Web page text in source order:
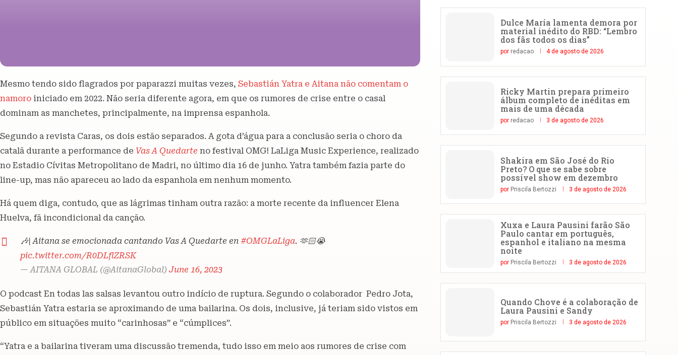
Mesmo tendo sido flagrados por paparazzi muitas vezes, Sebastián Yatra e Aitana não comentam o
namoro iniciado em 2022. Não seria diferente agora, em que os rumores de crise entre o casal
dominam as manchetes, principalmente, na imprensa espanhola.
Segundo a revista Caras, os dois estão separados. A gota d’água para a conclusão seria o choro da
catalã durante a performance de Vas A Quedarte no festival OMG! LaLiga Music Experience, realizado
no Estadio Cívitas Metropolitano de Madri, no último dia 16 de junho. Yatra também fazia parte do
line-up, mas não apareceu ao lado da espanhola em nenhum momento.
Há quem diga, contudo, que as lágrimas tinham outra razão: a morte recente da influencer Elena
Huelva, fã incondicional da canção.
🎶| Aitana se emocionada cantando Vas A Quedarte en #OMGLaLiga. 🫶🏻😭
pic.twitter.com/R0DLflZRSK
— AITANA GLOBAL (@AitanaGlobal) June 16, 2023
O podcast En todas las salsas levantou outro indício de ruptura. Segundo o colaborador Pedro Jota,
Sebastián Yatra estaria se aproximando de uma bailarina. Os dois, inclusive, já teriam sido vistos em
público em situações muito “carinhosas” e “cúmplices”.
“Yatra e a bailarina tiveram uma discussão tremenda, tudo isso em meio aos rumores de crise com
Dulce María lamenta demora por
material inédito do RBD: “Lembro
dos fãs todos os dias”
por redacao 4 de agosto de 2026
Ricky Martin prepara primeiro
álbum completo de inéditas em
mais de uma década
por redacao 3 de agosto de 2026
Shakira em São José do Rio
Preto? O que se sabe sobre
possível show em dezembro
por Priscila Bertozzi 3 de agosto de 2026
Xuxa e Laura Pausini farão São
Paulo cantar em português,
espanhol e italiano na mesma
noite
por Priscila Bertozzi 3 de agosto de 2026
Quando Chove é a colaboração de
Laura Pausini e Sandy
por Priscila Bertozzi 3 de agosto de 2026